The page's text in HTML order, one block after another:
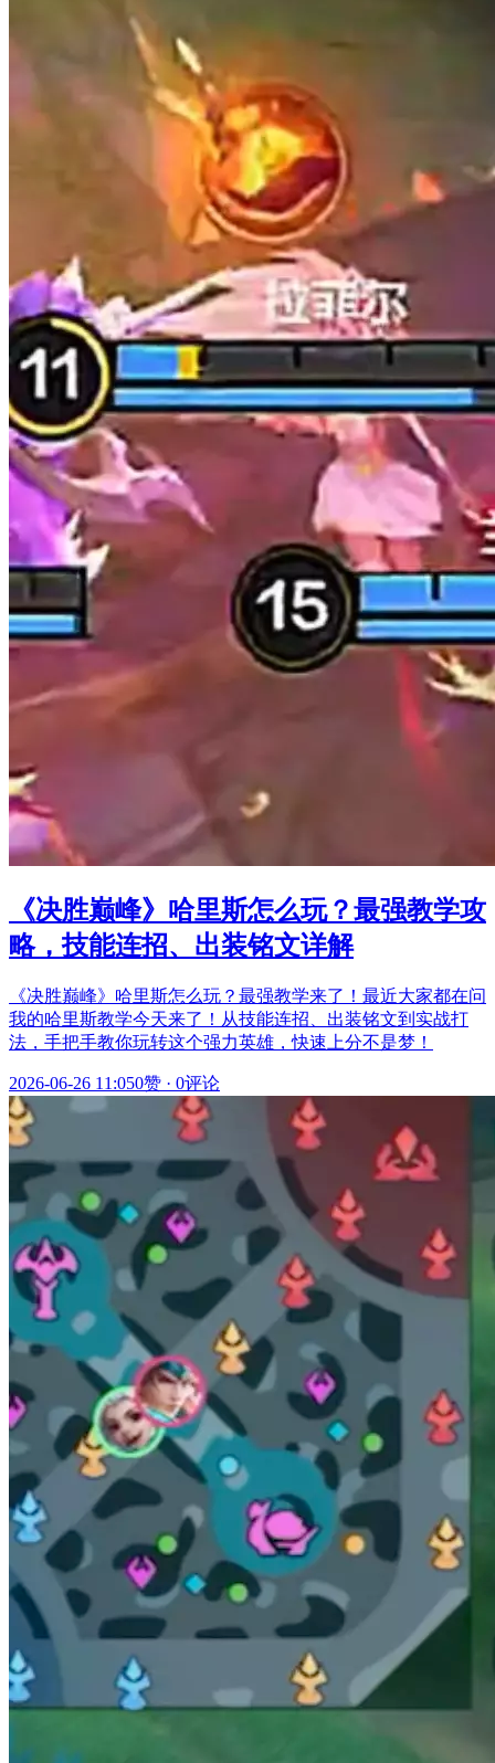
《决胜巅峰》哈里斯怎么玩？最强教学攻
略，技能连招、出装铭文详解
《决胜巅峰》哈里斯怎么玩？最强教学来了！最近大家都在问
我的哈里斯教学今天来了！从技能连招、出装铭文到实战打
法，手把手教你玩转这个强力英雄，快速上分不是梦！
2026-06-26 11:050赞 · 0评论